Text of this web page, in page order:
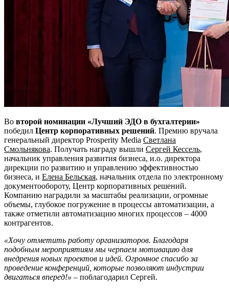
Во второй номинации «Лучший ЭДО в бухгалтерии»
победил Центр корпоративных решений. Премию вручала
генеральный директор Prosperity Media Светлана
Смольнякова. Получать награду вышли Сергей Кессель,
начальник управления развития бизнеса, и.о. директора
дирекции по развитию и управлению эффективностью
бизнеса, и Елена Бельская, начальник отдела по электронному
документообороту, Центр корпоративных решений.
Компанию наградили за масштабы реализации, огромные
объемы, глубокое погружение в процессы автоматизации, а
также отметили автоматизацию многих процессов – 4000
контрагентов.
«Хочу отметить работу организаторов. Благодаря
подобным мероприятиям мы черпаем мотивацию для
внедрения новых проектов и идей. Огромное спасибо за
проведение конференций, которые позволяют индустрии
двигаться вперед!» – поблагодарил Сергей.